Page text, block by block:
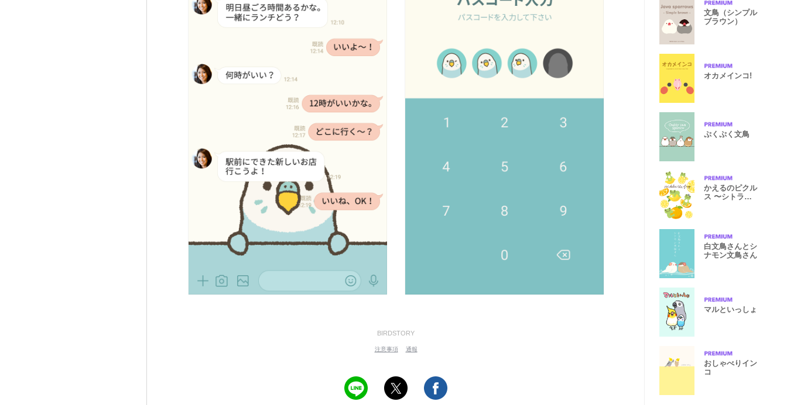
BIRDSTORY
注意事項 通報
文鳥（シンプル
ブラウン）
オカメインコ!
ぷくぷく文鳥
かえるのピクル
ス 〜シトラ
白文鳥さんとシ
ナモン文鳥さん
マルといっしょ
おしゃべりイン
コ